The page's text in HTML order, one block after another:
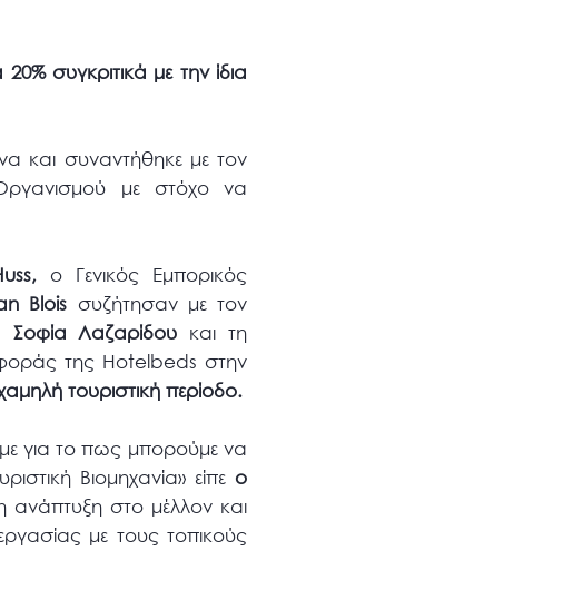
συγκριτικά με την ίδια
και συναντήθηκε με τον
με στόχο να
ο Γενικός Εμπορικός
Blois συζήτησαν με τον
Σοφία Λαζαρίδου και τη
της Hotelbeds στην
τουριστική περίοδο.
για το πως μπορούμε να
Βιομηχανία» είπε ο
ανάπτυξη στο μέλλον και
με τους τοπικούς